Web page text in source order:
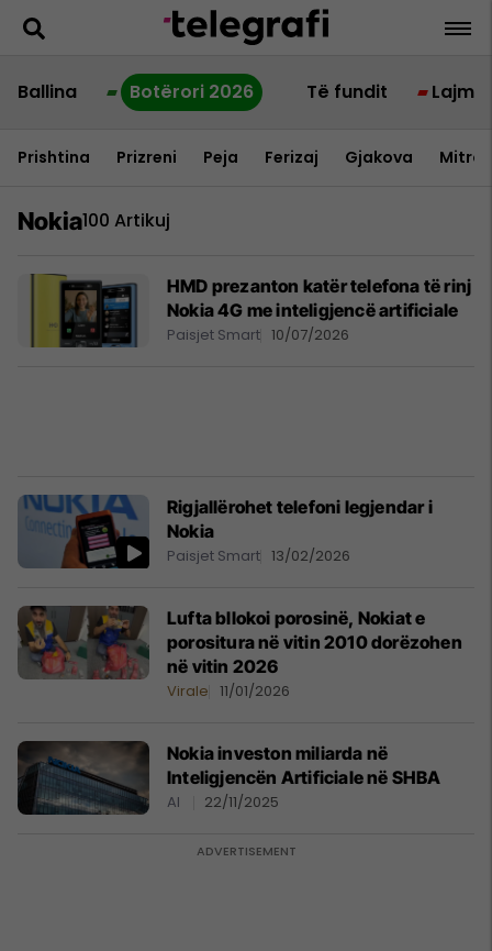
Ballina Botërori 2026 Të fundit Lajme
Prishtina Prizreni Peja Ferizaj Gjakova
Nokia100 Artikuj
HMD prezanton katër telefona të rinj
Nokia 4G me inteligjencë artificiale
Paisjet Smart 10/07/2026
Rigjallërohet telefoni legjendar i
Nokia
Paisjet Smart 13/02/2026
Lufta bllokoi porosinë, Nokiat e
porositura në vitin 2010 dorëzohen
në vitin 2026
Virale 11/01/2026
Nokia investon miliarda në
Inteligjencën Artificiale në SHBA
AI 22/11/2025